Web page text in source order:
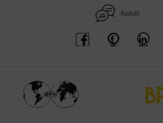
Kontakt
BPW
Austria
Offenes
Frauennetzwerk
BPW
Gruppe